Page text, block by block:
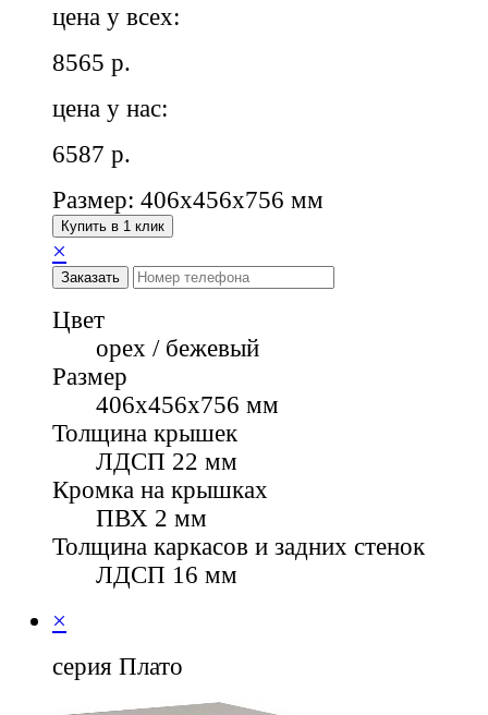
цена у всех:
8565 р.
цена у нас:
6587 р.
Размер: 406х456х756 мм
Купить в 1 клик
×
Заказать
Цвет
орех / бежевый
Размер
406х456х756 мм
Толщина крышек
ЛДСП 22 мм
Кромка на крышках
ПВХ 2 мм
Толщина каркасов и задних стенок
ЛДСП 16 мм
×
серия Плато